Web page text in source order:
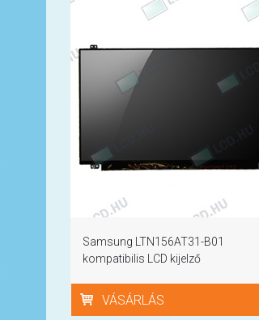
Samsung LTN156AT31-B01
kompatibilis LCD kijelző
VÁSÁRLÁS